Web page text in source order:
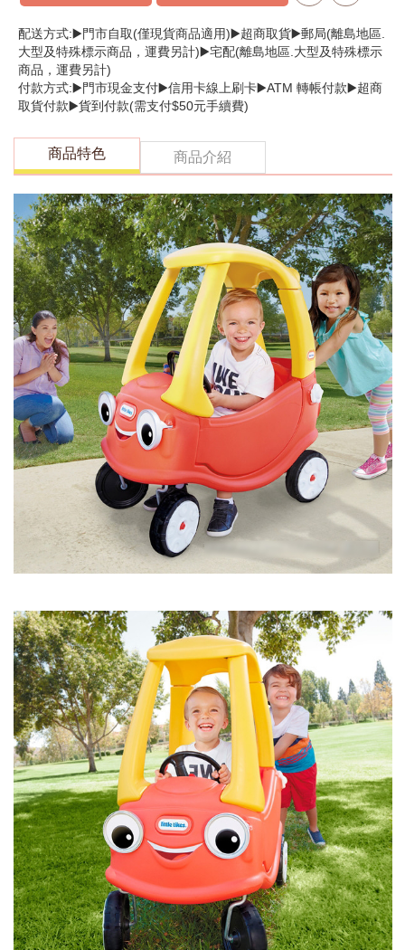
配送方式:▶️門市自取(僅現貨商品適用)▶️超商取貨▶️郵局(離島地區.
大型及特殊標示商品，運費另計)▶️宅配(離島地區.大型及特殊標示
商品，運費另計)
付款方式:▶️門市現金支付▶️信用卡線上刷卡▶️ATM 轉帳付款▶️超商
取貨付款▶️貨到付款(需支付$50元手續費)
商品特色 商品介紹